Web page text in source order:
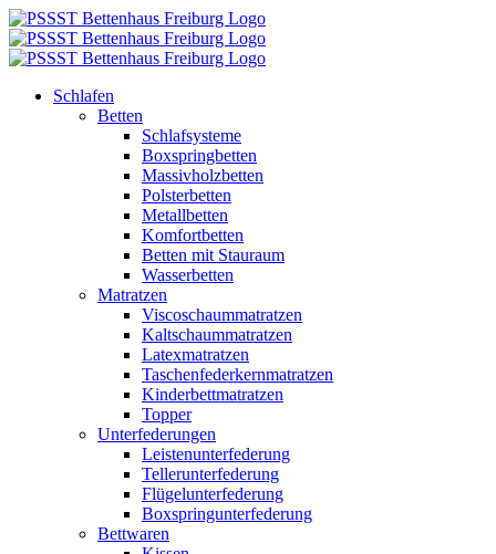
Zum
Inhalt
springen
Schlafen
Betten
Schlafsysteme
Boxspringbetten
Massivholzbetten
Polsterbetten
Metallbetten
Komfortbetten
Betten mit Stauraum
Wasserbetten
Matratzen
Viscoschaummatratzen
Kaltschaummatratzen
Latexmatratzen
Taschenfederkernmatratzen
Kinderbettmatratzen
Topper
Unterfederungen
Leistenunterfederung
Tellerunterfederung
Flügelunterfederung
Boxspringunterfederung
Bettwaren